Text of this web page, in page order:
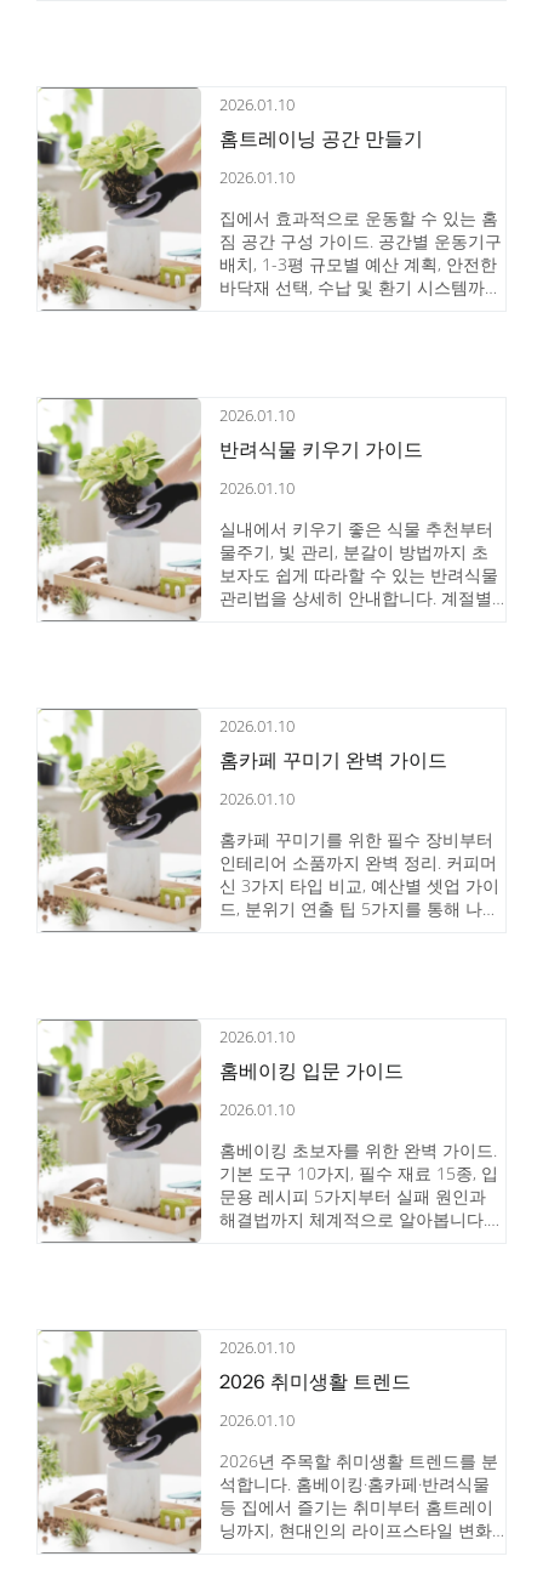
2026.01.10
홈트레이닝 공간 만들기
2026.01.10
집에서 효과적으로 운동할 수 있는 홈
짐 공간 구성 가이드. 공간별 운동기구
배치, 1-3평 규모별 예산 계획, 안전한
바닥재 선택, 수납 및 환기 시스템까지
2026.01.10
반려식물 키우기 가이드
2026.01.10
실내에서 키우기 좋은 식물 추천부터
물주기, 빛 관리, 분갈이 방법까지 초
보자도 쉽게 따라할 수 있는 반려식물
관리법을 상세히 안내합니다. 계절별
2026.01.10
홈카페 꾸미기 완벽 가이드
2026.01.10
홈카페 꾸미기를 위한 필수 장비부터
인테리어 소품까지 완벽 정리. 커피머
신 3가지 타입 비교, 예산별 셋업 가이
드, 분위기 연출 팁 5가지를 통해 나만
2026.01.10
홈베이킹 입문 가이드
2026.01.10
홈베이킹 초보자를 위한 완벽 가이드.
기본 도구 10가지, 필수 재료 15종, 입
문용 레시피 5가지부터 실패 원인과
해결법까지 체계적으로 알아봅니다.
2026.01.10
2026 취미생활 트렌드
2026.01.10
2026년 주목할 취미생활 트렌드를 분
석합니다. 홈베이킹·홈카페·반려식물
등 집에서 즐기는 취미부터 홈트레이
닝까지, 현대인의 라이프스타일 변화